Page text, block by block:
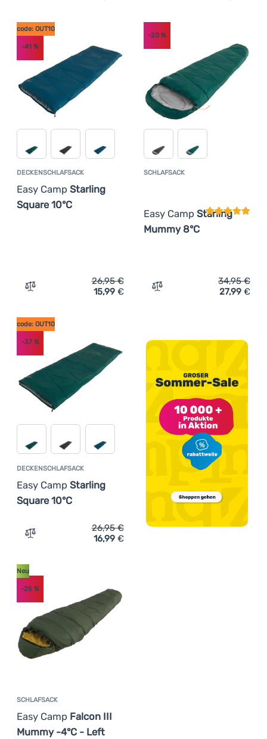
Registrieren
DECKENSCHLAFSACK
Easy Camp Starling
Square 10°C
code: OUT10
-41 %
Zum Vergleich 'Deckenschlafsack Easy Camp Starling
26,95€
15,99 €
SCHLAFSACK
Easy Camp Starling
Mummy 8°C
-20%
Zum Vergleich
34,95€
27,99 €
DECKENSCHLAFSACK
Easy Camp Starling
Square 10°C
code: OUT10
-37%
Zum Vergleich 'Deckenschlafsack Easy Camp Starling
26,95€
16,99 €
SCHLAFSACK
Easy Camp Falcon III
Mummy -4°C - Left
Neu
-25 %